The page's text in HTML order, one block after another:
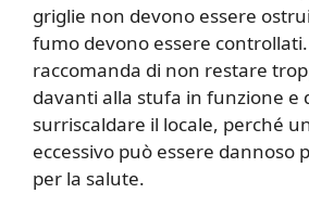
griglie non devono essere
fumo devono essere
raccomanda di non restare
davanti alla stufa in funzione e
surriscaldare il locale, perché
eccessivo può essere dannoso
per la salute.